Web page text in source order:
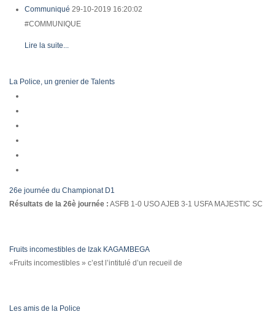
Communiqué 29-10-2019 16:20:02
#COMMUNIQUE
Lire la suite...
La Police, un grenier de Talents
26e journée du Championat D1
Résultats de la 26è journée : ASFB 1-0 USO AJEB 3-1 USFA MAJESTIC SC
Fruits incomestibles de Izak KAGAMBEGA
«Fruits incomestibles » c’est l’intitulé d’un recueil de
Les amis de la Police